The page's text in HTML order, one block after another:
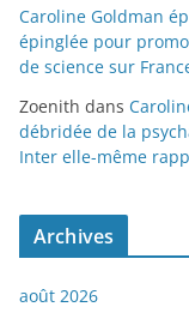
Caroline Goldman
épinglée pour
de science sur
Zoenith dans
débridée de la
Inter elle-même
Archives
août 2026